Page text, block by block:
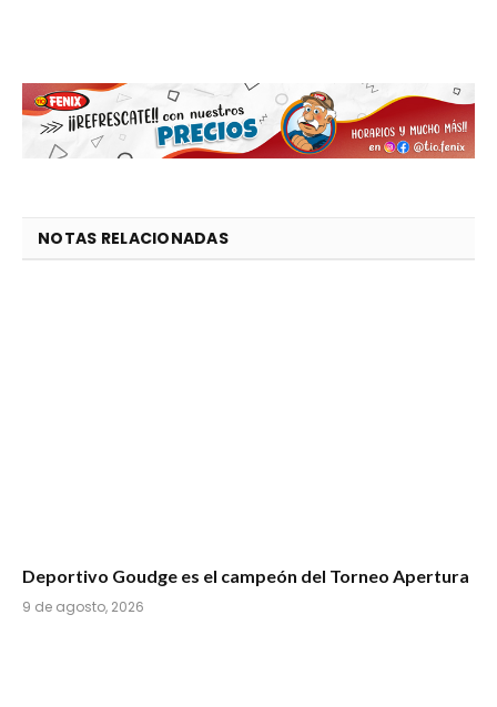
NOTAS RELACIONADAS
Deportivo Goudge es el campeón del Torneo Apertura
9 de agosto, 2026